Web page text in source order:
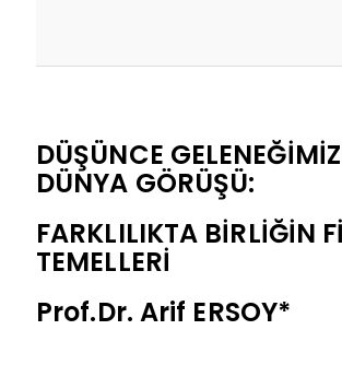
DÜŞÜNCE
DÜNYA GÖRÜŞÜ:
FARKLILIKTA BİRLİĞİN
TEMELLERİ
Prof.Dr. Arif ERSOY*